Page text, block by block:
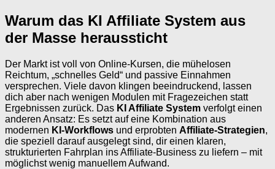
Warum das KI Affiliate System aus
der Masse heraussticht
Der Markt ist voll von Online-Kursen, die mühelosen
Reichtum, „schnelles Geld“ und passive Einnahmen
versprechen. Viele davon klingen beeindruckend, lassen
dich aber nach wenigen Modulen mit Fragezeichen statt
Ergebnissen zurück. Das KI Affiliate System verfolgt einen
anderen Ansatz: Es setzt auf eine Kombination aus
modernen KI-Workflows und erprobten Affiliate-Strategien,
die speziell darauf ausgelegt sind, dir einen klaren,
strukturierten Fahrplan ins Affiliate-Business zu liefern – mit
möglichst wenig manuellem Aufwand.